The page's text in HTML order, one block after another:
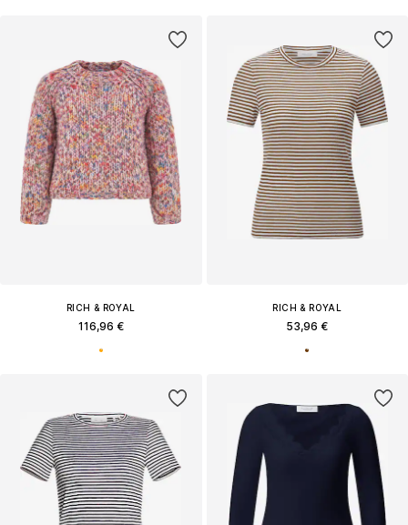
RICH & ROYAL
116,96 €
RICH & ROYAL
53,96 €